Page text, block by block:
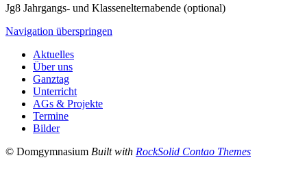
Jg8 Jahrgangs- und Klassenelternabende (optional)
Navigation überspringen
Aktuelles
Über uns
Ganztag
Unterricht
AGs & Projekte
Termine
Bilder
© Domgymnasium Built with RockSolid Contao Themes